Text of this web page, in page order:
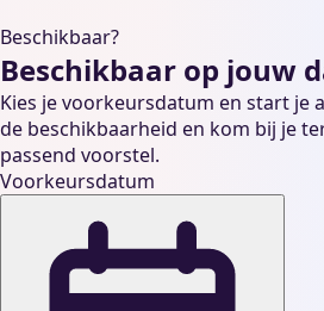
Beschikbaar?
Beschikbaar op jouw
Kies je voorkeursdatum en start je
de beschikbaarheid en kom bij je
passend voorstel.
Voorkeursdatum